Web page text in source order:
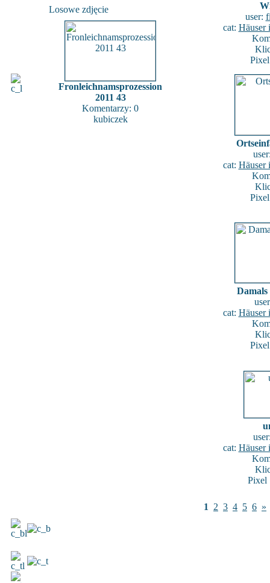
Losowe zdjęcie
Fronleichnamsprozession
2011 43
Komentarzy: 0
kubiczek
user:
cat: Häuser
cat: Häuser
Damals
cat: Häuser
cat: Häuser
Pixel
1 2 3 4 5 6 »